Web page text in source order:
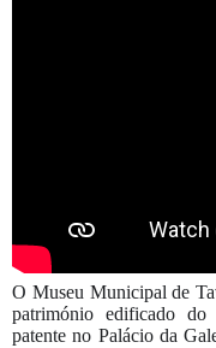
O Museu Municipal de
património edificado
patente no Palácio da